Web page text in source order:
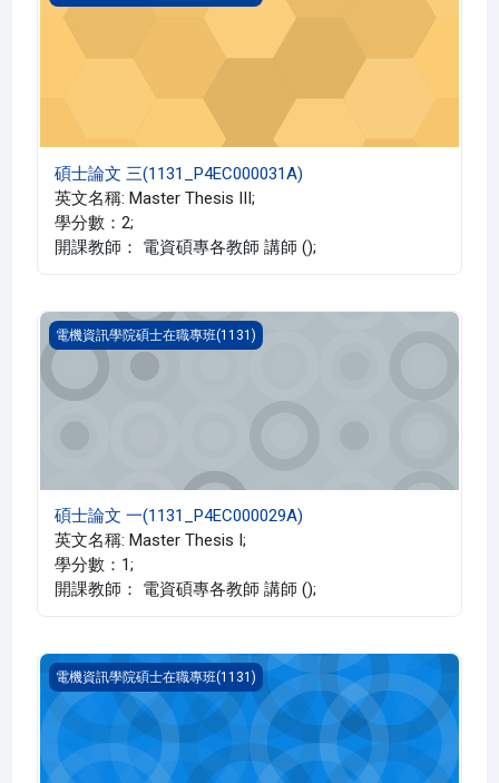
碩士論文 三(1131_P4EC000031A)
英文名稱: Master Thesis III;
學分數：2;
開課教師： 電資碩專各教師 講師 ();
碩士論文 一(1131_P4EC000029A)
電機資訊學院碩士在職專班(1131)
碩士論文 一(1131_P4EC000029A)
英文名稱: Master Thesis I;
學分數：1;
開課教師： 電資碩專各教師 講師 ();
電子電路專論(1131_P4EC000024A)
電機資訊學院碩士在職專班(1131)